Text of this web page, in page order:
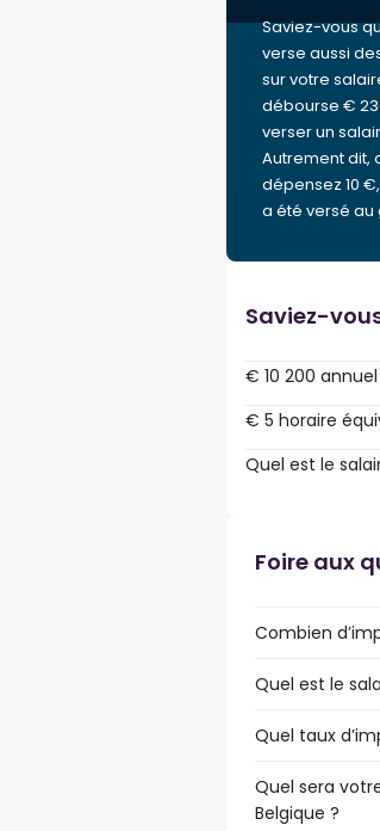
Saviez-vous
verse aussi
sur votre
débourse €
verser un
Autrement dit,
dépensez 10
a été versé
Saviez-
€ 10 200
€ 5 horaire
Quel est le
Foire aux
Combien
Quel est le
Quel taux
Quel sera
Belgique ?